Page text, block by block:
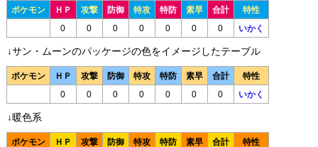
ポケモン ＨＰ 攻撃 防御 特攻 特防 素早 合計 特性
0 0 0 0 0 0 0 いかく
↓サン・ムーンのパッケージの色をイメージしたテーブル
ポケモン ＨＰ 攻撃 防御 特攻 特防 素早 合計 特性
0 0 0 0 0 0 0 いかく
↓暖色系
ポケモン ＨＰ 攻撃 防御 特攻 特防 素早 合計 特性